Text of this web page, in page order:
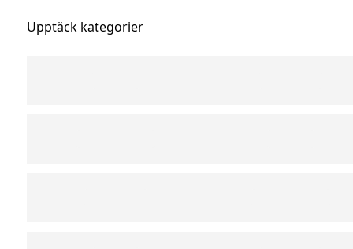
Upptäck kategorier